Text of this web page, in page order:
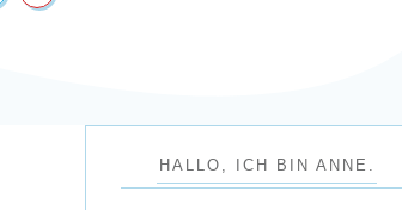
HALLO, ICH BIN ANNE.